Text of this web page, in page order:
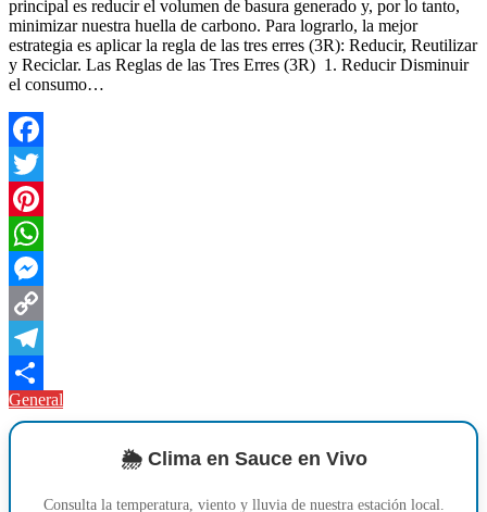
principal es reducir el volumen de basura generado y, por lo tanto,
minimizar nuestra huella de carbono. Para lograrlo, la mejor
estrategia es aplicar la regla de las tres erres (3R): Reducir, Reutilizar
y Reciclar. Las Reglas de las Tres Erres (3R) 1. Reducir Disminuir
el consumo…
Facebook
Twitter
Pinterest
WhatsApp
Messenger
Copy
Link
Telegram
Compartir
General
🌦️ Clima en Sauce en Vivo
Consulta la temperatura, viento y lluvia de nuestra estación local.